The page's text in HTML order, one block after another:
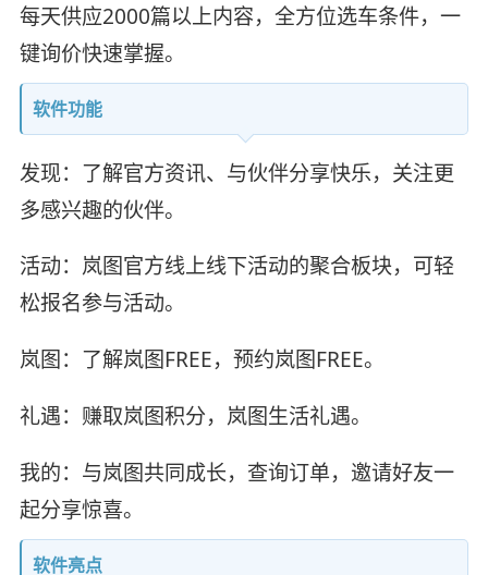
每天供应2000篇以上内容，全方位选车条件，一
键询价快速掌握。
软件功能
发现：了解官方资讯、与伙伴分享快乐，关注更
多感兴趣的伙伴。
活动：岚图官方线上线下活动的聚合板块，可轻
松报名参与活动。
岚图：了解岚图FREE，预约岚图FREE。
礼遇：赚取岚图积分，岚图生活礼遇。
我的：与岚图共同成长，查询订单，邀请好友一
起分享惊喜。
软件亮点